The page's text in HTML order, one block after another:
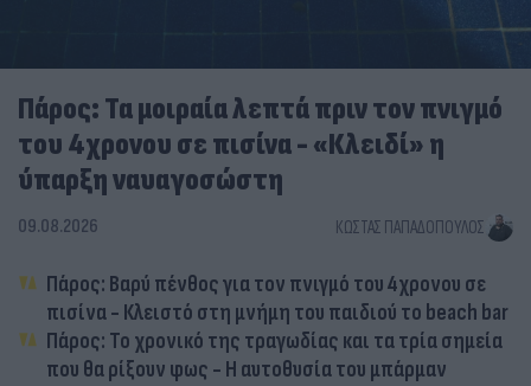
Πάρος: Τα μοιραία λεπτά πριν τον πνιγμό
του 4χρονου σε πισίνα - «Κλειδί» η
ύπαρξη ναυαγοσώστη
09.08.2026 ΚΏΣΤΑΣ ΠΑΠΑΔΌΠΟΥΛΟΣ
Πάρος: Βαρύ πένθος για τον πνιγμό του 4χρονου σε
πισίνα - Κλειστό στη μνήμη του παιδιού το beach bar
Πάρος: Το χρονικό της τραγωδίας και τα τρία σημεία
που θα ρίξουν φως - Η αυτοθυσία του μπάρμαν